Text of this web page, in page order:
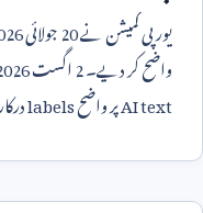
یورپی کمیشن نے20جولائی
واضح کر دیے۔2اگست
AI textپر واضحlabels